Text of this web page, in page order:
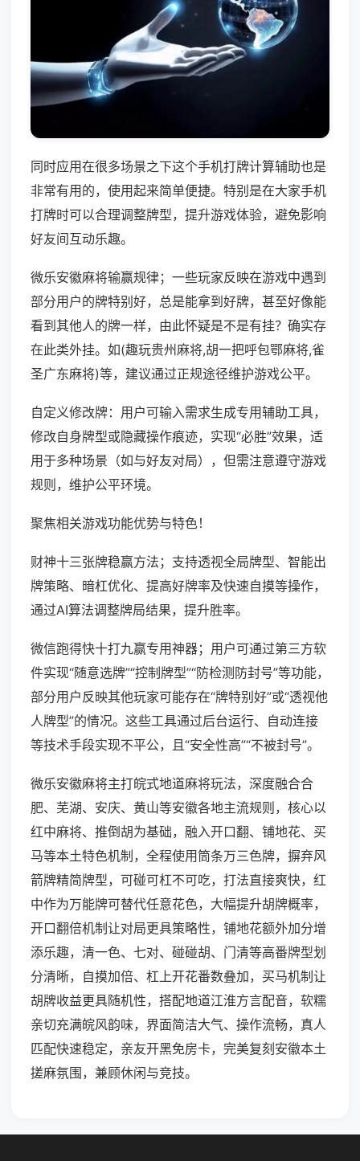
同时应用在很多场景之下这个手机打牌计算辅助也是
非常有用的，使用起来简单便捷。特别是在大家手机
打牌时可以合理调整牌型，提升游戏体验，避免影响
好友间互动乐趣。
微乐安徽麻将输赢规律；一些玩家反映在游戏中遇到
部分用户的牌特别好，总是能拿到好牌，甚至好像能
看到其他人的牌一样，由此怀疑是不是有挂？确实存
在此类外挂。如(趣玩贵州麻将,胡一把呼包鄂麻将,雀
圣广东麻将)等，建议通过正规途径维护游戏公平。
自定义修改牌：用户可输入需求生成专用辅助工具，
修改自身牌型或隐藏操作痕迹，实现“必胜”效果，适
用于多种场景（如与好友对局），但需注意遵守游戏
规则，维护公平环境。
聚焦相关游戏功能优势与特色！
财神十三张牌稳赢方法；支持透视全局牌型、智能出
牌策略、暗杠优化、提高好牌率及快速自摸等操作，
通过AI算法调整牌局结果，提升胜率。
微信跑得快十打九赢专用神器；用户可通过第三方软
件实现“随意选牌”“控制牌型”“防检测防封号”等功能，
部分用户反映其他玩家可能存在“牌特别好”或“透视他
人牌型”的情况。这些工具通过后台运行、自动连接
等技术手段实现不平公，且“安全性高”“不被封号”。
微乐安徽麻将主打皖式地道麻将玩法，深度融合合
肥、芜湖、安庆、黄山等安徽各地主流规则，核心以
红中麻将、推倒胡为基础，融入开口翻、铺地花、买
马等本土特色机制，全程使用筒条万三色牌，摒弃风
箭牌精简牌型，可碰可杠不可吃，打法直接爽快，红
中作为万能牌可替代任意花色，大幅提升胡牌概率，
开口翻倍机制让对局更具策略性，铺地花额外加分增
添乐趣，清一色、七对、碰碰胡、门清等高番牌型划
分清晰，自摸加倍、杠上开花番数叠加，买马机制让
胡牌收益更具随机性，搭配地道江淮方言配音，软糯
亲切充满皖风韵味，界面简洁大气、操作流畅，真人
匹配快速稳定，亲友开黑免房卡，完美复刻安徽本土
搓麻氛围，兼顾休闲与竞技。